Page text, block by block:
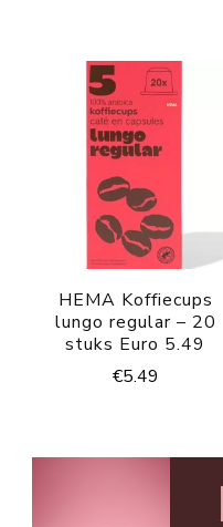
HEMA Koffiecups
lungo regular – 20
stuks Euro 5.49
€5.49